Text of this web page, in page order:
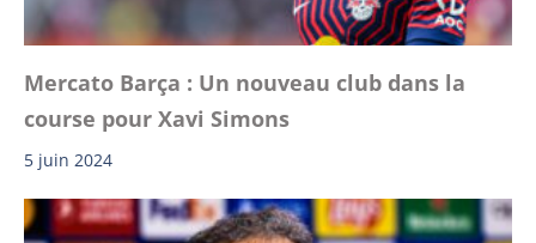
Mercato Barça : Un nouveau club dans la
course pour Xavi Simons
5 juin 2024